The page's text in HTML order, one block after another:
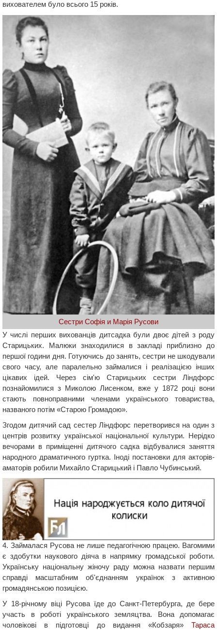
вихователем було всього 15 років.
Сестри Софія и Марія Русови
У числі перших вихованців дитсадка були двоє дітей з роду
Старицьких. Малюки знаходилися в закладі приблизно до
першої години дня. Готуючись до занять, сестри не шкодували
свого часу, але паралельно займалися і реалізацією інших
цікавих ідей. Через сім'ю Старицьких сестри Ліндфорс
познайомилися з Миколою Лисенком, вже у 1872 році вони
стають повноправними членами українського товариства,
названого потім «Старою Громадою».
Згодом дитячий сад сестер Ліндфорс перетворився на один з
центрів розвитку української національної культури. Нерідко
вечорами в приміщенні дитячого садка відбувалися заняття
народного драматичного гуртка. Іноді постановки для акторів-
аматорів робили Михайло Старицький і Павло Чубинський.
4. Займалася Русова не лише педагогічною працею. Вагомими
є здобутки наукового діяча в напрямку громадської роботи.
Українську національну жіночу раду можна назвати першим
справді масштабним об'єднанням українок з активною
громадянською позицією.
У 18-річному віці Русова їде до Санкт-Петербурга, де бере
участь в роботі українського земляцтва. Вона допомагає
чоловікові в підготовці до видання «Кобзаря» Тараса